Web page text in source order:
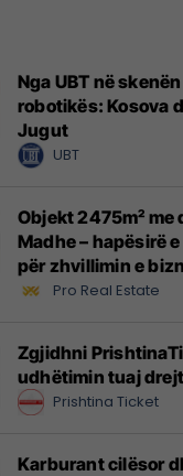
Nga UBT në
robotikës: Kosova
Jugut
UBT
Objekt 2475m² me
Madhe – hapësirë
për zhvillimin e
Pro Real Estate
Zgjidhni
udhëtimin tuaj
Prishtina Ticket
Karburant cilësor